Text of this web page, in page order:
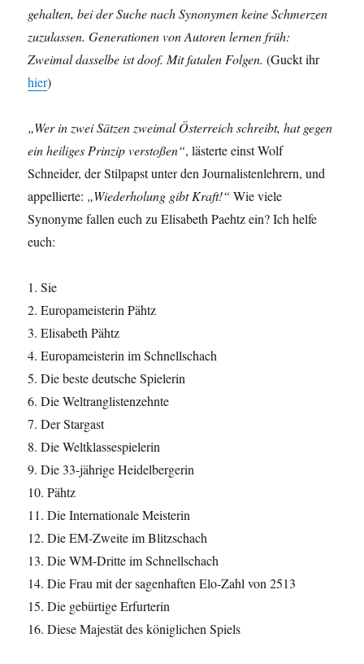
gehalten, bei der Suche nach Synonymen keine Schmerzen
zuzulassen. Generationen von Autoren lernen früh:
Zweimal dasselbe ist doof. Mit fatalen Folgen. (Guckt ihr
hier)
„Wer in zwei Sätzen zweimal Österreich schreibt, hat gegen
ein heiliges Prinzip verstoßen“, lästerte einst Wolf
Schneider, der Stilpapst unter den Journalistenlehrern, und
appellierte: „Wiederholung gibt Kraft!“ Wie viele
Synonyme fallen euch zu Elisabeth Paehtz ein? Ich helfe
euch:
1. Sie
2. Europameisterin Pähtz
3. Elisabeth Pähtz
4. Europameisterin im Schnellschach
5. Die beste deutsche Spielerin
6. Die Weltranglistenzehnte
7. Der Stargast
8. Die Weltklassespielerin
9. Die 33-jährige Heidelbergerin
10. Pähtz
11. Die Internationale Meisterin
12. Die EM-Zweite im Blitzschach
13. Die WM-Dritte im Schnellschach
14. Die Frau mit der sagenhaften Elo-Zahl von 2513
15. Die gebürtige Erfurterin
16. Diese Majestät des königlichen Spiels